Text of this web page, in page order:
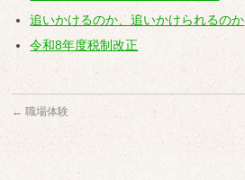
追いかけるのか、追いかけられるのか
令和8年度税制改正
← 職場体験